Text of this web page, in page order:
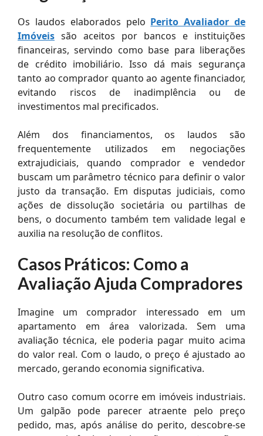
Os laudos elaborados pelo Perito Avaliador de
Imóveis são aceitos por bancos e instituições
financeiras, servindo como base para liberações
de crédito imobiliário. Isso dá mais segurança
tanto ao comprador quanto ao agente financiador,
evitando riscos de inadimplência ou de
investimentos mal precificados.
Além dos financiamentos, os laudos são
frequentemente utilizados em negociações
extrajudiciais, quando comprador e vendedor
buscam um parâmetro técnico para definir o valor
justo da transação. Em disputas judiciais, como
ações de dissolução societária ou partilhas de
bens, o documento também tem validade legal e
auxilia na resolução de conflitos.
Casos Práticos: Como a
Avaliação Ajuda Compradores
Imagine um comprador interessado em um
apartamento em área valorizada. Sem uma
avaliação técnica, ele poderia pagar muito acima
do valor real. Com o laudo, o preço é ajustado ao
mercado, gerando economia significativa.
Outro caso comum ocorre em imóveis industriais.
Um galpão pode parecer atraente pelo preço
pedido, mas, após análise do perito, descobre-se